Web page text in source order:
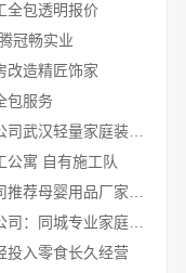
全包透明报价
冠畅实业
改造精匠饰家
包服务
本地快装（湖北）科技有限公司武汉轻量家庭装修新房
公寓 自有施工队
嘉兴绿色之家建材科技有限公司：同城专业家庭装修机构优质
投入零食长久经营